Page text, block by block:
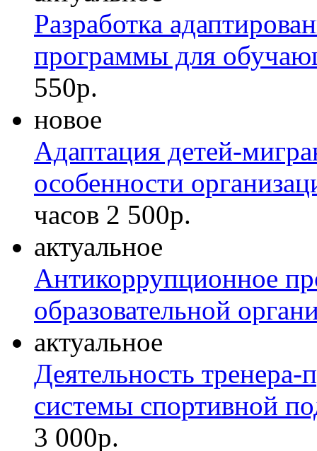
Разработка
программы для
550р.
новое
Адаптация детей-
особенности
часов 2 500р.
актуальное
Антикоррупционное
образовательной
актуальное
Деятельность тренера-
системы спортивной
3 000р.